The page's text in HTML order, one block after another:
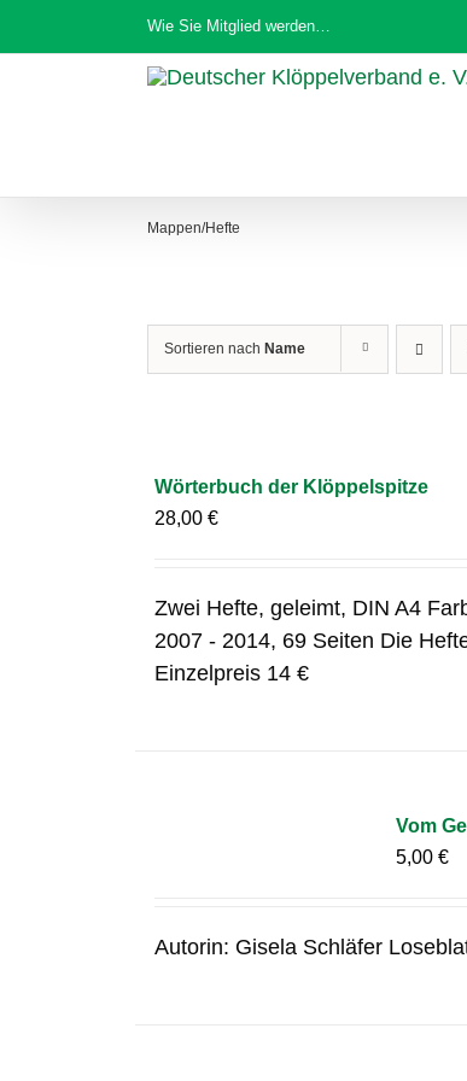
Inhalt
Wie Sie Mitglied werden…
Mappen/Hefte
Sortieren nach Name
Wörterbuch der Klöppelspitze
28,00€
Zwei Hefte, geleimt, DIN A4
2007 - 2014, 69 Seiten Die
Einzelpreis 14 €
Vom
5,00€
Autorin: Gisela Schläfer